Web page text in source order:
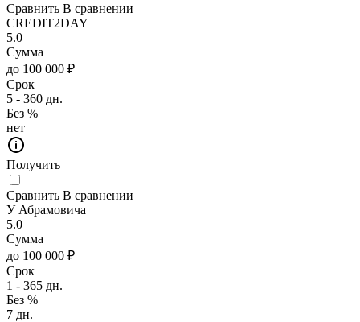
Сравнить В сравнении
CREDIT2DAY
5.0
Сумма
до 100 000 ₽
Срок
5 - 360 дн.
Без %
нет
Получить
Сравнить В сравнении
У Абрамовича
5.0
Сумма
до 100 000 ₽
Срок
1 - 365 дн.
Без %
7 дн.